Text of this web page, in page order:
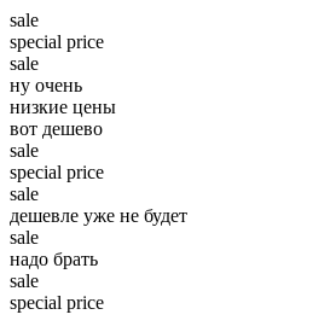
sale
special price
sale
ну очень
низкие цены
вот дешево
sale
special price
sale
дешевле уже не будет
sale
надо брать
sale
special price